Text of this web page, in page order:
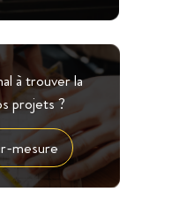
à trouver la
projets ?
mesure